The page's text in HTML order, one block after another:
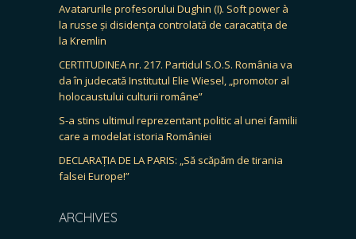
Avatarurile profesorului Dughin (I). Soft power à
la russe și disidența controlată de caracatița de
la Kremlin
CERTITUDINEA nr. 217. Partidul S.O.S. România va
da în judecată Institutul Elie Wiesel, „promotor al
holocaustului culturii române”
S-a stins ultimul reprezentant politic al unei familii
care a modelat istoria României
DECLARAȚIA DE LA PARIS: „Să scăpăm de tirania
falsei Europe!”
ARCHIVES